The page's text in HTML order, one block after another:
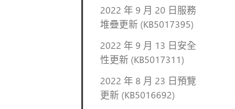
2022 年 9 月 20 日服務
堆疊更新 (KB5017395)
2022 年 9 月 13 日安全
性更新 (KB5017311)
2022 年 8 月 23 日預覽
更新 (KB5016692)